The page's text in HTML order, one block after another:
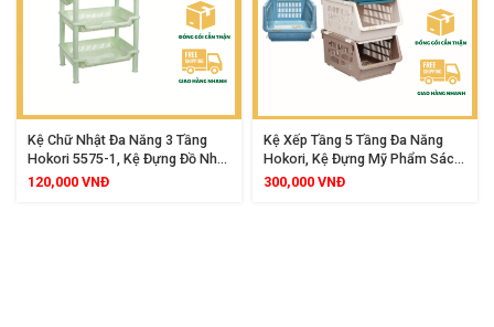
Kệ Chữ Nhật Đa Năng 3 Tầng
Hokori 5575-1, Kệ Đựng Đồ Nhà
Bếp Nhà Tắm Tiện Lợi, Chất Liệu
120,000 VNĐ
Kệ Xếp Tầng 5 Tầng Đa Năng
Hokori, Kệ Đựng Mỹ Phẩm Sách
Vở Đồ Chơi Văn Phòng Phẩm
300,000 VNĐ